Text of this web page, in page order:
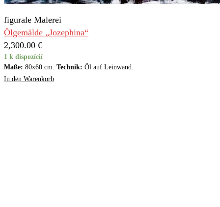
figurale Malerei
Ölgemälde „Jozephina“
2,300.00 €
1 k dispozícií
Maße: 80x60 cm. Technik: Öl auf Leinwand.
In den Warenkorb